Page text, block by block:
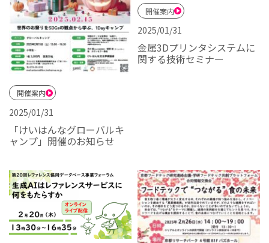
開催案内
2025/01/31
「けいはんなグローバルキ
ャンプ」開催のお知らせ
開催案内
2025/01/31
金属3Dプリンタシステムに
関する技術セミナー